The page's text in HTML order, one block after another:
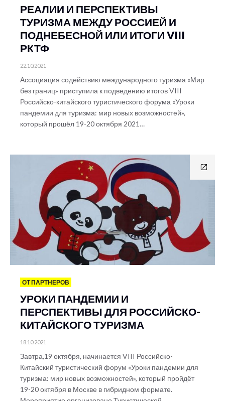
РЕАЛИИ И ПЕРСПЕКТИВЫ
ТУРИЗМА МЕЖДУ РОССИЕЙ И
ПОДНЕБЕСНОЙ ИЛИ ИТОГИ VIII
РКТФ
22.10.2021
Ассоциация содействию международного туризма «Мир
без границ» приступила к подведению итогов VIII
Российско-китайского туристического форума «Уроки
пандемии для туризма: мир новых возможностей»,
который прошёл 19-20 октября 2021…
ОТ ПАРТНЕРОВ
УРОКИ ПАНДЕМИИ И
ПЕРСПЕКТИВЫ ДЛЯ РОССИЙСКО-
КИТАЙСКОГО ТУРИЗМА
18.10.2021
Завтра,19 октября, начинается VIII Российско-
Китайский туристический форум «Уроки пандемии для
туризма: мир новых возможностей», который пройдёт
19-20 октября в Москве в гибридном формате.